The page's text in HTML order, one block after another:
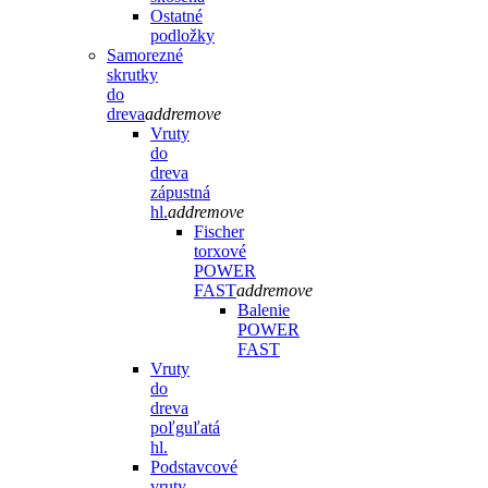
Ostatné
podložky
Samorezné
skrutky
do
drevaaddremove
Vruty
do
dreva
zápustná
hl.addremove
Fischer
torxové
POWER
FASTaddremove
Balenie
POWER
FAST
Vruty
do
dreva
poľguľatá
hl.
Podstavcové